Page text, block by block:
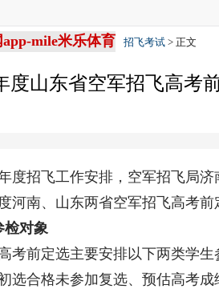
mile米乐体育 招飞考试 > 正文
度山东省空军招飞高考
招飞工作安排，空军招飞局济
河南、山东两省空军招飞高考
对象
前定选主要安排以下两类学生
选合格未参加复选、预估高考